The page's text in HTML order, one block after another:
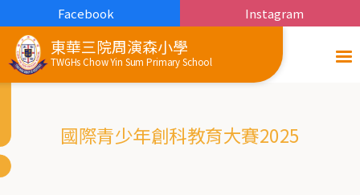
東華三院周演森小學
TWGHs Chow Yin Sum Primary School
Facebook Instagram
國際青少年創科教育大賽2025